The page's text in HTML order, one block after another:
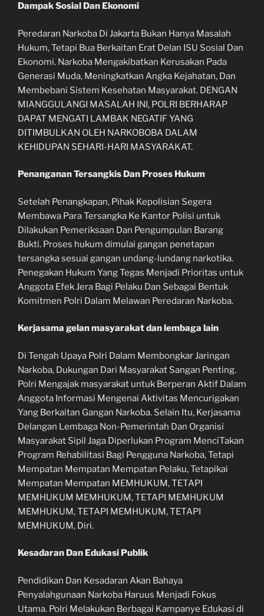
Dampak Sosial Dan Ekonomi
Peredaran Narkoba Di Jakarta Bukan Hanya Masalah
Hukum, Tetapi Bua Berkaitan Erat Delan ISU Sosial Dan
Ekonomi. Narkoba Mengakibatkan Kerusakan Pada
Generasi Muda, Meningkatkan Angka Kejahatan, Dan
Membebani Sistem Kesehatan Masyarakat. DENGAN
MIANGGULANGI MASALAH INI, POLRI BERHARAP
DAPAT MENGATI LAMBAK NEGATIF ​​YANG
DITIMBULKAN OLEH NARKOBOBA DALAM
KEHIDUPAN SEHARI-HARI MASYARAKAT.
Penanganan Tersangkis Dan Proses Hukum
Setelah Penangkapan, Pihak Kepolisian Segera
Membawa Para Tersangka Ke Kantor Polisi untuk
Dilakukan Pemeriksaan Dan Pengumpulan Barang
Bukti. Proses hukum dimulai gangan penetapan
tersangka sesuai gangan undang-lundang narkotika.
Penegakan Hukum Yang Tegas Menjadi Prioritas untuk
Anggota Efek Jera Bagi Pelaku Dan Sebagai Bentuk
Komitmen Polri Dalam Melawan Peredaran Narkoba.
Kerjasama gelan masyarakat dan lembaga lain
Di Tengah Upaya Polri Dalam Membongkar Jaringan
Narkoba, Dukungan Dari Masyarakat Sangan Penting.
Polri Mengajak masyarakat untuk Berperan Aktif Dalam
Anggota Informasi Mengenai Aktivitas Mencurigakan
Yang Berkaitan Gangan Narkoba. Selain Itu, Kerjasama
Delangan Lembaga Non-Pemerintah Dan Organisi
Masyarakat Sipil Jaga Diperlukan Program MenciTakan
Program Rehabilitasi Bagi Pengguna Narkoba, Tetapi
Mempatan Mempatan Mempatan Pelaku, Tetapikai
Mempatan Mempatan MEMHUKUM, TETAPI
MEMHUKUM MEMHUKUM, TETAPI MEMHUKUM
MEMHUKUM, TETAPI MEMHUKUM, TETAPI
MEMHUKUM, Diri.
Kesadaran Dan Edukasi Publik
Pendidikan Dan Kesadaran Akan Bahaya
Penyalahgunaan Narkoba Haruus Menjadi Fokus
Utama. Polri Melakukan Berbagai Kampanye Edukasi di